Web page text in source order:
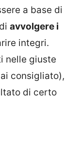
a base di
avvolgere i
integri.
nelle giuste
consigliato),
di certo